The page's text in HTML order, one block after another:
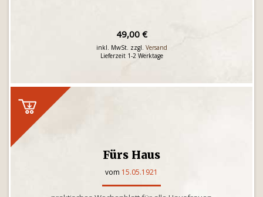
49,00 €
inkl. MwSt. zzgl. Versand
Lieferzeit 1-2 Werktage
Fürs Haus
vom 15.05.1921